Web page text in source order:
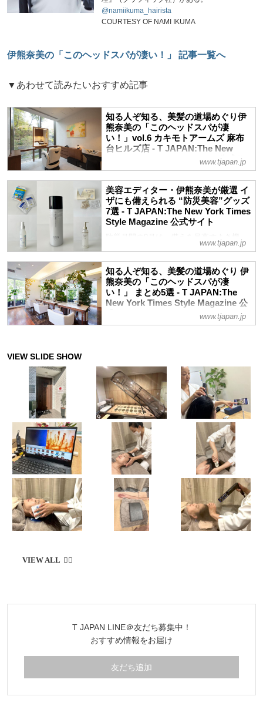
@namiikuma_hairista
COURTESY OF NAMI IKUMA
伊熊奈美の「このヘッドスパが凄い！」 記事一覧へ
▼あわせて読みたいおすすめ記事
知る人ぞ知る、美髪の道場めぐり伊
熊奈美の「このヘッドスパが凄
い！」vol.6 カキモトアームズ 麻布
台ヒルズ店 - T JAPAN:The New
York Times Style Magazine 公式サ
イト
薄毛や白髪、うねりにパサつきと悩みが尽
きない大人の髪。でもまだ諦めたくない、
どうにかしたい……そんな切実な大人の
SOSに応えてくれるヘッドスパメニュー
てきた毛髪診断士で美容エディターの伊熊
回は「カキモトアームズ 麻布台ヒルズ
店」をご紹介します
www.tjapan.jp
美容エディター・伊熊奈美が厳選 イ
ザにも備えられる “防災美容”グッズ
7選 - T JAPAN:The New York Times
Style Magazine 公式サイト
会。水がなくても使えるヘア＆スキンケア
アイテムをはじめ、日常でも使えて、イザ
という時にも役立つ“防災美容”グッズを、
美容エディターの伊熊奈美が厳選紹介
www.tjapan.jp
知る人ぞ知る、美髪の道場めぐり 伊
熊奈美の「このヘッドスパが凄
い！」 まとめ5選 - T JAPAN:The
New York Times Style Magazine 公
を、全国津々浦々、幾多のサロンを取材し
てきた毛髪診断士で美容エディターの伊熊
奈美さんが実際に体験してレポート！
www.tjapan.jp
T JAPAN LINE＠友だち募集中！
おすすめ情報をお届け
友だち追加